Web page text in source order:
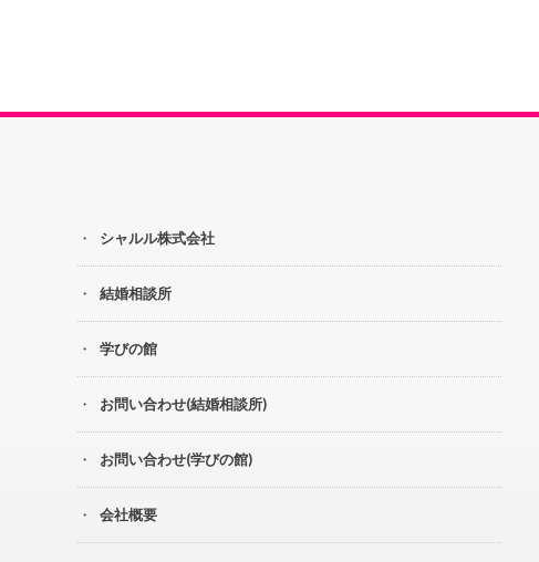
シャルル株式会社
結婚相談所
学びの館
お問い合わせ(結婚相談所)
お問い合わせ(学びの館)
会社概要